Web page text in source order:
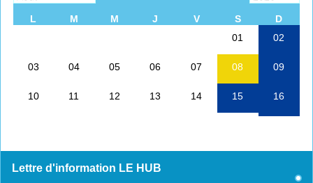
Lettre d'information LE HUB